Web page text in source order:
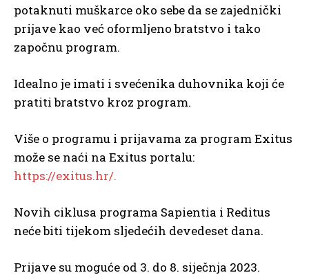
potaknuti muškarce oko sebe da se zajednički
prijave kao već oformljeno bratstvo i tako
započnu program.
Idealno je imati i svećenika duhovnika koji će
pratiti bratstvo kroz program.
Više o programu i prijavama za program Exitus
može se naći na Exitus portalu:
https://exitus.hr/.
Novih ciklusa programa Sapientia i Reditus
neće biti tijekom sljedećih devedeset dana.
Prijave su moguće od 3. do 8. siječnja 2023.